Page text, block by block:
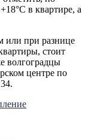
в квартире, а
или при разнице
стоит
волгоградцы
центре по